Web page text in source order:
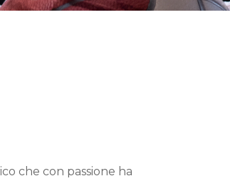
che con passione ha